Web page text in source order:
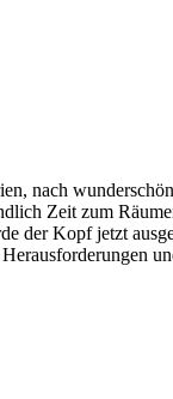
nach
Zeit zum
der Kopf jetzt